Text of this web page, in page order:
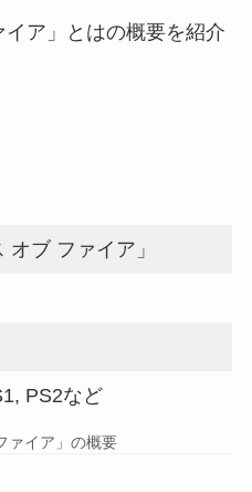
ア」とはの概要を紹介
オブ ファイア」
PS2など
ァイア」の概要